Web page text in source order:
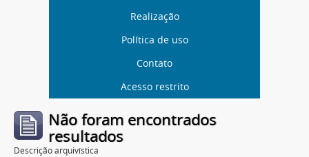
Realização
Política de uso
Contato
Acesso restrito
Não foram encontrados
resultados
Descrição arquivística